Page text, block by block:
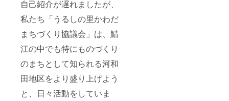
自己紹介が遅れましたが、
私たち「うるしの里かわだ
まちづくり協議会」は、鯖
江の中でも特にものづくり
のまちとして知られる河和
田地区をより盛り上げよう
と、日々活動をしていま